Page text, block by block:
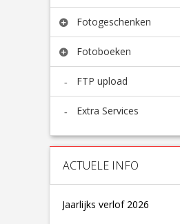
Fotogeschenken
Fotoboeken
FTP upload
Extra Services
ACTUELE INFO
Jaarlijks verlof 2026